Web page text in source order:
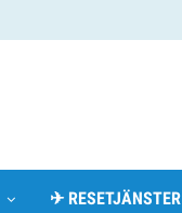
✈ RESETJÄNSTER